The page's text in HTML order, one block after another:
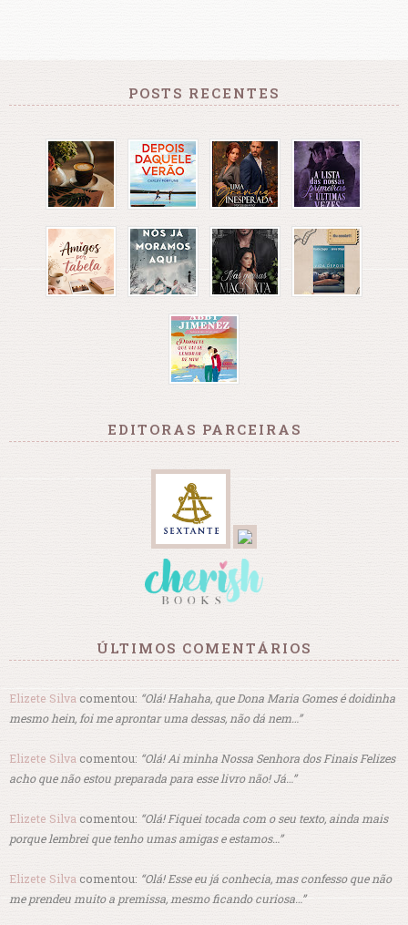
POSTS RECENTES
EDITORAS PARCEIRAS
ÚLTIMOS COMENTÁRIOS
Elizete Silva comentou: “Olá! Hahaha, que Dona Maria Gomes é doidinha
mesmo hein, foi me aprontar uma dessas, não dá nem…”
Elizete Silva comentou: “Olá! Ai minha Nossa Senhora dos Finais Felizes
acho que não estou preparada para esse livro não! Já…”
Elizete Silva comentou: “Olá! Fiquei tocada com o seu texto, ainda mais
porque lembrei que tenho umas amigas e estamos…”
Elizete Silva comentou: “Olá! Esse eu já conhecia, mas confesso que não
me prendeu muito a premissa, mesmo ficando curiosa…”